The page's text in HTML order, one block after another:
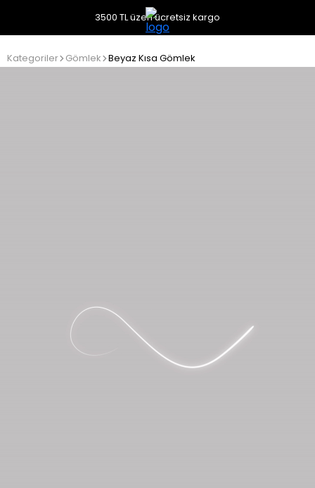
3500 TL üzeri ücretsiz kargo
Kategoriler Gömlek Beyaz Kısa Gömlek